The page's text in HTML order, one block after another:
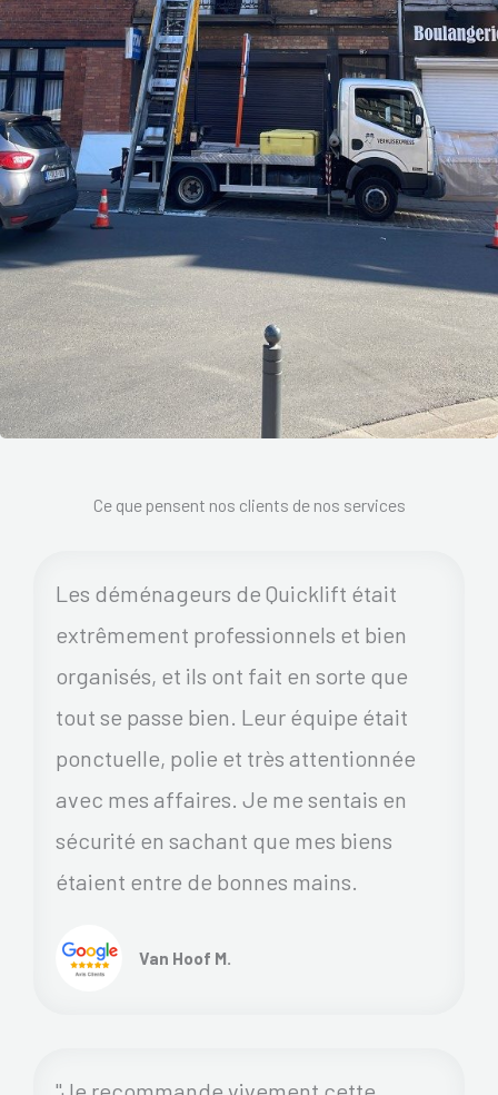
Ce que pensent nos clients de nos services
Les déménageurs de Quicklift était
extrêmement professionnels et bien
organisés, et ils ont fait en sorte que
tout se passe bien. Leur équipe était
ponctuelle, polie et très attentionnée
avec mes affaires. Je me sentais en
sécurité en sachant que mes biens
étaient entre de bonnes mains.
Van Hoof M.